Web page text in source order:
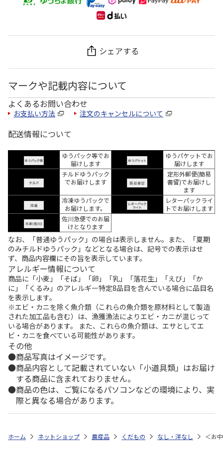
シェアする
マークや記載内容について
よくあるお問い合わせ
お支払い方法 注文のキャンセルについて
配送情報について
ゆうパック等でお
届けします
ゆうパケットでお
届けします
チルドゆうパック
でお届けします
定形外郵便(簡易
書留)でお届けし
ます
冷凍ゆうパックで
お届けします。
レターパックライ
トでお届けします
佐川急便でのお届
けとなります
なお、「普通ゆうパック」の場合は表示しません。また、「夏期
のみチルドゆうパック」などとなる場合は、記号での表示はせ
ず、商品内容欄にその旨を表示しています。
アレルギー情報について
商品に「小麦」「そば」「卵」「乳」「落花生」「えび」「か
に」「くるみ」のアレルギー特定8品目を含んでいる場合に品目名
を表示します。
※エビ・カニを除く魚介類（これらの魚介類を原材料として製造
された加工品も含む）は、漁獲漁法によりエビ・カニが混じって
いる場合があります。 また、これらの魚介類は、エサとしてエ
ビ・カニを食べている可能性があります。
その他
商品写真はイメージです。
商品内容として記載されていない「小道具類」はお届け
する商品に含まれておりません。
商品の色は、ご覧になるパソコンなどの環境により、実
際と異なる場合があります。
ホーム ネットショップ 農産品 くだもの なし・洋なし ＜お